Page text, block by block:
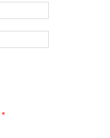
*